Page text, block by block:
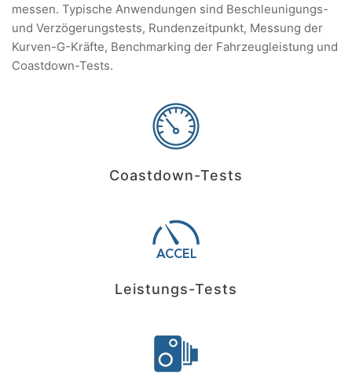
messen. Typische Anwendungen sind Beschleunigungs-
und Verzögerungstests, Rundenzeitpunkt, Messung der
Kurven-G-Kräfte, Benchmarking der Fahrzeugleistung und
Coastdown-Tests.
Coastdown-Tests
Leistungs-Tests